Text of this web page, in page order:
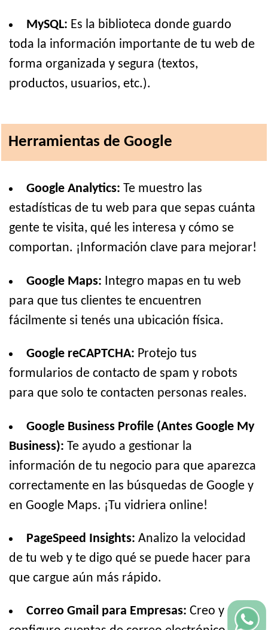
MySQL: Es la biblioteca donde guardo
toda la información importante de tu web de
forma organizada y segura (textos,
productos, usuarios, etc.).
Herramientas de Google
Google Analytics: Te muestro las
estadísticas de tu web para que sepas cuánta
gente te visita, qué les interesa y cómo se
comportan. ¡Información clave para mejorar!
Google Maps: Integro mapas en tu web
para que tus clientes te encuentren
fácilmente si tenés una ubicación física.
Google reCAPTCHA: Protejo tus
formularios de contacto de spam y robots
para que solo te contacten personas reales.
Google Business Profile (Antes Google My
Business): Te ayudo a gestionar la
información de tu negocio para que aparezca
correctamente en las búsquedas de Google y
en Google Maps. ¡Tu vidriera online!
PageSpeed Insights: Analizo la velocidad
de tu web y te digo qué se puede hacer para
que cargue aún más rápido.
Correo Gmail para Empresas: Creo y